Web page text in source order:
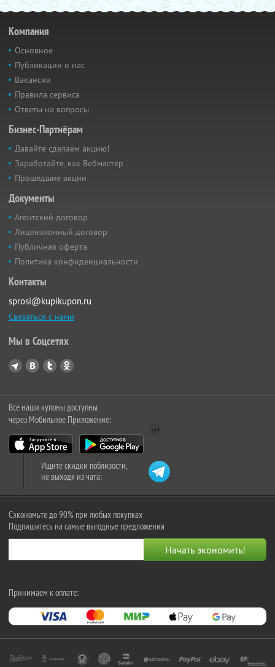
Компания
Основное
Публикации о нас
Вакансии
Правила сервиса
Ответы на вопросы
Бизнес-Партнёрам
Давайте сделаем акцию!
Заработайте, как Вебмастер
Прошедшие акции
Документы
Агентский договор
Лицензионный договор
Публичная оферта
Политика конфиденциальности
Контакты
sprosi@kupikupon.ru
Связаться с нами
Мы в Соцсетях
Все наши купоны доступны
через Мобильное Приложение:
Ищите скидки поблизости,
не выходя из чата:
Сэкономьте до 90% при любых покупках
Подпишитесь на самые выгодные предложения
Принимаем к оплате: